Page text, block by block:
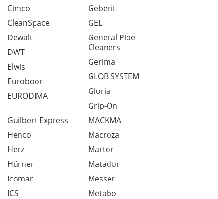
Cimco
CleanSpace
Dewalt
DWT
Elwis
Euroboor
EURODIMA
Geberit
GEL
General Pipe
Cleaners
Gerima
GLOB SYSTEM
Gloria
Grip-On
Guilbert Express
Henco
Herz
Hürner
Icomar
ICS
MACKMA
Macroza
Martor
Matador
Messer
Metabo